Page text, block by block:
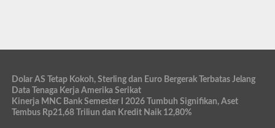
Dolar AS Tetap Kokoh, Sterling dan Euro Bergerak Terbatas Jelang
Data Tenaga Kerja Amerika Serikat
Kinerja MNC Bank Semester I 2026 Tumbuh Signifikan, Aset
Tembus Rp21,68 Triliun dan Kredit Naik 12,80%